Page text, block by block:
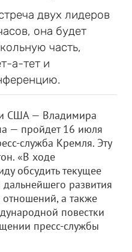
двух лидеров
она будет
часть,
а-тет и
США — Владимира
— пройдет 16 июля
служба Кремля. Эту
«В ходе
обсудить текущее
развития
а также
повестки
пресс-службы